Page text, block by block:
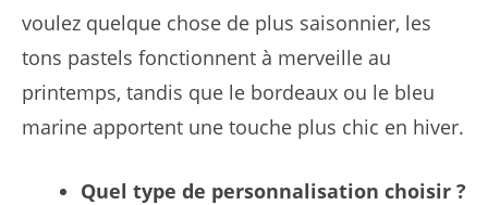
voulez quelque chose de plus saisonnier, les
tons pastels fonctionnent à merveille au
printemps, tandis que le bordeaux ou le bleu
marine apportent une touche plus chic en hiver.
Quel type de personnalisation choisir ?